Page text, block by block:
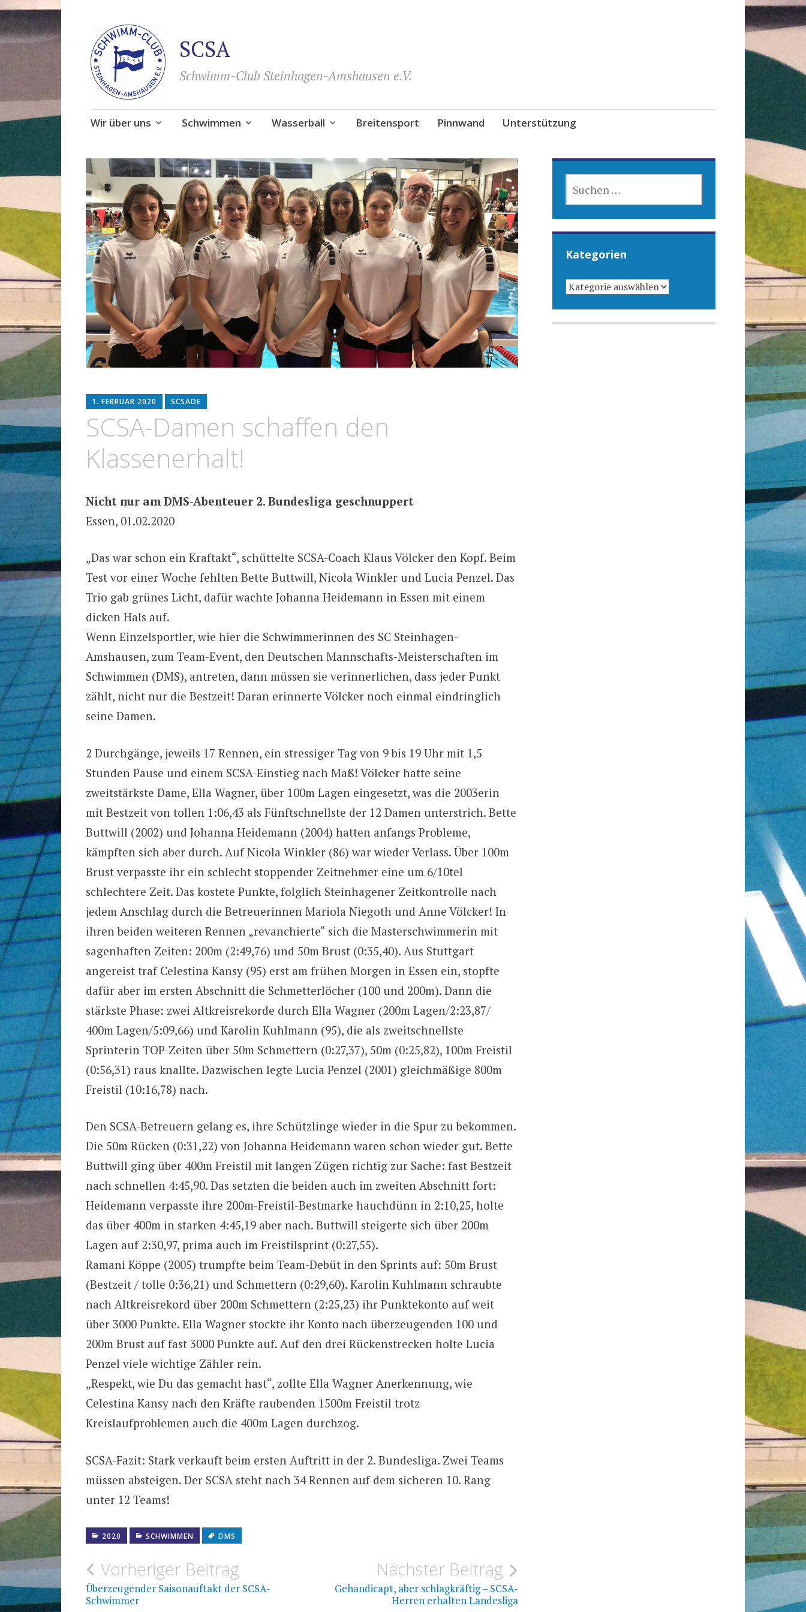
SCSA
Schwimm-Club Steinhagen-Amshausen e.V.
Zum
Wir über uns Schwimmen Wasserball Breitensport Pinnwand Unterstützung
1. FEBRUAR 2020 SCSADE
SCSA-Damen schaffen den
Klassenerhalt!
Nicht nur am DMS-Abenteuer 2. Bundesliga geschnuppert
Essen, 01.02.2020
„Das war schon ein Kraftakt“, schüttelte SCSA-Coach Klaus Völcker den Kopf. Beim
Test vor einer Woche fehlten Bette Buttwill, Nicola Winkler und Lucia Penzel. Das
Trio gab grünes Licht, dafür wachte Johanna Heidemann in Essen mit einem
dicken Hals auf.
Wenn Einzelsportler, wie hier die Schwimmerinnen des SC Steinhagen-
Amshausen, zum Team-Event, den Deutschen Mannschafts-Meisterschaften im
Schwimmen (DMS), antreten, dann müssen sie verinnerlichen, dass jeder Punkt
zählt, nicht nur die Bestzeit! Daran erinnerte Völcker noch einmal eindringlich
seine Damen.
2 Durchgänge, jeweils 17 Rennen, ein stressiger Tag von 9 bis 19 Uhr mit 1,5
Stunden Pause und einem SCSA-Einstieg nach Maß! Völcker hatte seine
zweitstärkste Dame, Ella Wagner, über 100m Lagen eingesetzt, was die 2003erin
mit Bestzeit von tollen 1:06,43 als Fünftschnellste der 12 Damen unterstrich. Bette
Buttwill (2002) und Johanna Heidemann (2004) hatten anfangs Probleme,
kämpften sich aber durch. Auf Nicola Winkler (86) war wieder Verlass. Über 100m
Brust verpasste ihr ein schlecht stoppender Zeitnehmer eine um 6/10tel
schlechtere Zeit. Das kostete Punkte, folglich Steinhagener Zeitkontrolle nach
jedem Anschlag durch die Betreuerinnen Mariola Niegoth und Anne Völcker! In
ihren beiden weiteren Rennen „revanchierte“ sich die Masterschwimmerin mit
sagenhaften Zeiten: 200m (2:49,76) und 50m Brust (0:35,40). Aus Stuttgart
angereist traf Celestina Kansy (95) erst am frühen Morgen in Essen ein, stopfte
dafür aber im ersten Abschnitt die Schmetterlöcher (100 und 200m). Dann die
stärkste Phase: zwei Altkreisrekorde durch Ella Wagner (200m Lagen/2:23,87/
400m Lagen/5:09,66) und Karolin Kuhlmann (95), die als zweitschnellste
Sprinterin TOP-Zeiten über 50m Schmettern (0:27,37), 50m (0:25,82), 100m Freistil
(0:56,31) raus knallte. Dazwischen legte Lucia Penzel (2001) gleichmäßige 800m
Freistil (10:16,78) nach.
Den SCSA-Betreuern gelang es, ihre Schützlinge wieder in die Spur zu bekommen.
Die 50m Rücken (0:31,22) von Johanna Heidemann waren schon wieder gut. Bette
Buttwill ging über 400m Freistil mit langen Zügen richtig zur Sache: fast Bestzeit
nach schnellen 4:45,90. Das setzten die beiden auch im zweiten Abschnitt fort:
Heidemann verpasste ihre 200m-Freistil-Bestmarke hauchdünn in 2:10,25, holte
das über 400m in starken 4:45,19 aber nach. Buttwill steigerte sich über 200m
Lagen auf 2:30,97, prima auch im Freistilsprint (0:27,55).
Ramani Köppe (2005) trumpfte beim Team-Debüt in den Sprints auf: 50m Brust
(Bestzeit / tolle 0:36,21) und Schmettern (0:29,60). Karolin Kuhlmann schraubte
nach Altkreisrekord über 200m Schmettern (2:25,23) ihr Punktekonto auf weit
über 3000 Punkte. Ella Wagner stockte ihr Konto nach überzeugenden 100 und
200m Brust auf fast 3000 Punkte auf. Auf den drei Rückenstrecken holte Lucia
Penzel viele wichtige Zähler rein.
„Respekt, wie Du das gemacht hast“, zollte Ella Wagner Anerkennung, wie
Celestina Kansy nach den Kräfte raubenden 1500m Freistil trotz
Kreislaufproblemen auch die 400m Lagen durchzog.
SCSA-Fazit: Stark verkauft beim ersten Auftritt in der 2. Bundesliga. Zwei Teams
müssen absteigen. Der SCSA steht nach 34 Rennen auf dem sicheren 10. Rang
unter 12 Teams!
2020 SCHWIMMEN DMS
Beitragsnavigation
Vorheriger Beitrag
Überzeugender Saisonauftakt der SCSA-
Schwimmer
Nächster Beitrag
Gehandicapt, aber schlagkräftig – SCSA-
Herren erhalten Landesliga
NACH:
Kategorien
KATEGORIEN